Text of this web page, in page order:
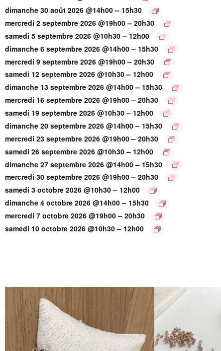
dimanche 30 août 2026 @14h00– 15h30
mercredi 2 septembre 2026 @19h00– 20h30
samedi 5 septembre 2026 @10h30– 12h00
dimanche 6 septembre 2026 @14h00– 15h30
mercredi 9 septembre 2026 @19h00– 20h30
samedi 12 septembre 2026 @10h30– 12h00
dimanche 13 septembre 2026 @14h00– 15h30
mercredi 16 septembre 2026 @19h00– 20h30
samedi 19 septembre 2026 @10h30– 12h00
dimanche 20 septembre 2026 @14h00– 15h30
mercredi 23 septembre 2026 @19h00– 20h30
samedi 26 septembre 2026 @10h30– 12h00
dimanche 27 septembre 2026 @14h00– 15h30
mercredi 30 septembre 2026 @19h00– 20h30
samedi 3 octobre 2026 @10h30– 12h00
dimanche 4 octobre 2026 @14h00– 15h30
mercredi 7 octobre 2026 @19h00– 20h30
samedi 10 octobre 2026 @10h30– 12h00